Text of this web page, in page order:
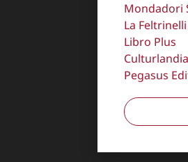
Mondadori
La Feltrinelli
Libro Plus
Culturlandia
Pegasus